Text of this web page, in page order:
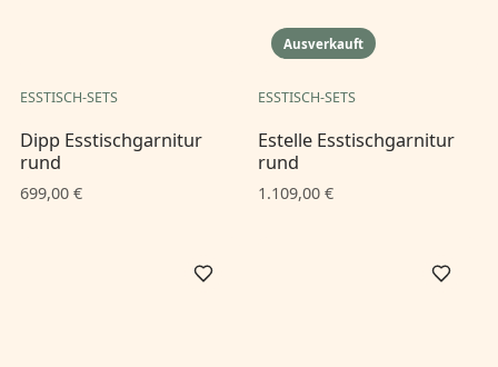
ESSTISCH-SETS
Dipp Esstischgarnitur
rund
699,00 €
Ausverkauft
ESSTISCH-SETS
Estelle Esstischgarnitur
rund
1.109,00 €